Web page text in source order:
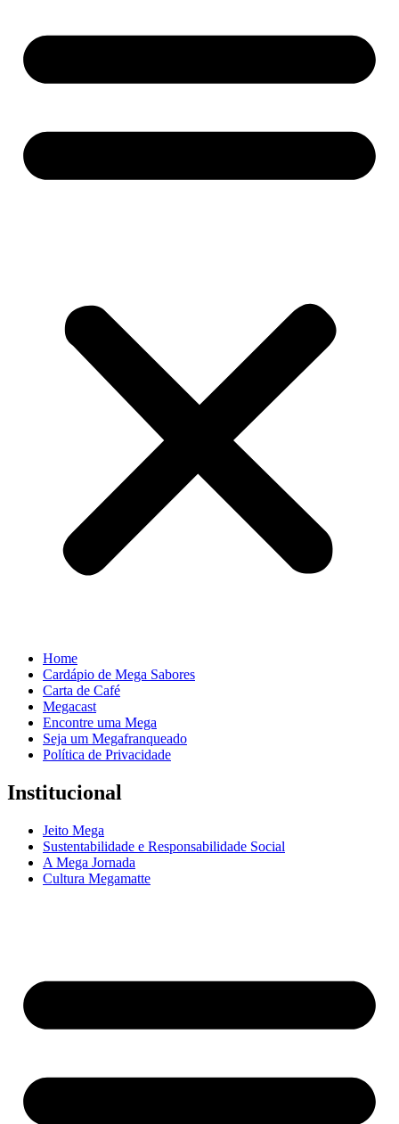
Home
Cardápio de Mega Sabores
Carta de Café
Megacast
Encontre uma Mega
Seja um Megafranqueado
Política de Privacidade
Institucional
Jeito Mega
Sustentabilidade e Responsabilidade Social
A Mega Jornada
Cultura Megamatte